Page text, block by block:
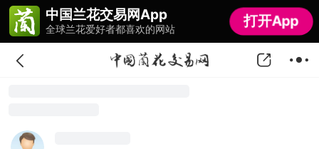
中国兰花交易网App
全球兰花爱好者都喜欢的网站 打开App
中国兰花交易网App
全球兰花爱好者都喜欢的网站 打开App